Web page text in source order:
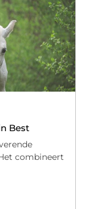
Best
combineert